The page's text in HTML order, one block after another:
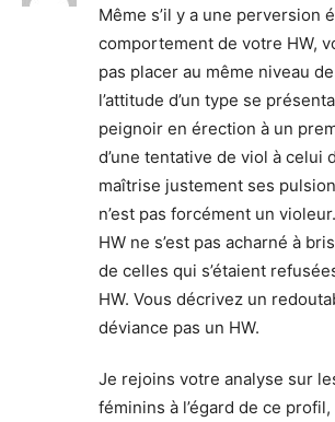
Même s’il y a une perversion
comportement de votre HW,
pas placer au même niveau
l’attitude d’un type se
peignoir en érection à un
d’une tentative de viol à celui
maîtrise justement ses
n’est pas forcément un
HW ne s’est pas acharné à
de celles qui s’étaient
HW. Vous décrivez un
déviance pas un HW.
Je rejoins votre analyse sur
féminins à l’égard de ce